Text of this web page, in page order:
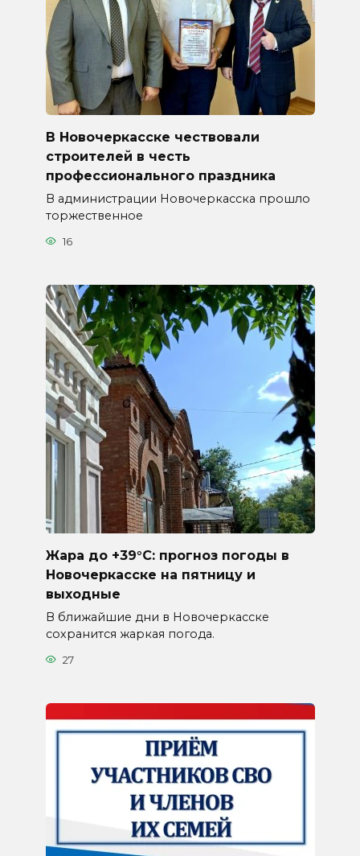
В Новочеркасске чествовали
строителей в честь
профессионального праздника
В администрации Новочеркасска прошло
торжественное
16
Жара до +39°C: прогноз погоды в
Новочеркасске на пятницу и
выходные
В ближайшие дни в Новочеркасске
сохранится жаркая погода.
27